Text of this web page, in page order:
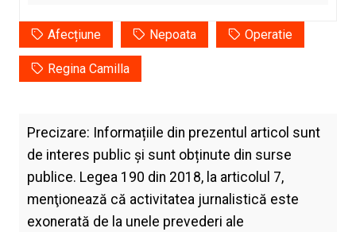
Afecțiune Nepoata Operatie
Regina Camilla
Precizare: Informațiile din prezentul articol sunt
de interes public și sunt obținute din surse
publice. Legea 190 din 2018, la articolul 7,
menţionează că activitatea jurnalistică este
exonerată de la unele prevederi ale